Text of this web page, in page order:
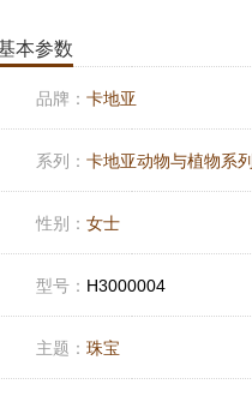
本参数
品牌： 卡地亚
系列： 卡地亚动物与植物系列
性别： 女士
型号： H3000004
主题： 珠宝